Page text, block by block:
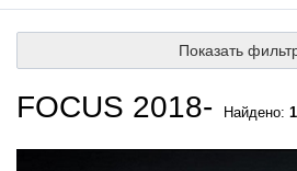
Показать
FOCUS 2018- Найдено: 1